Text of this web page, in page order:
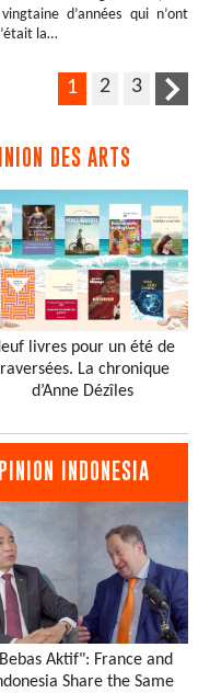
d’années qui n’ont
la…
1 2 3
DES ARTS
livres pour un été de
La chronique
d’Anne Dézîles
INDONESIA
Aktif": France and
Share the Same